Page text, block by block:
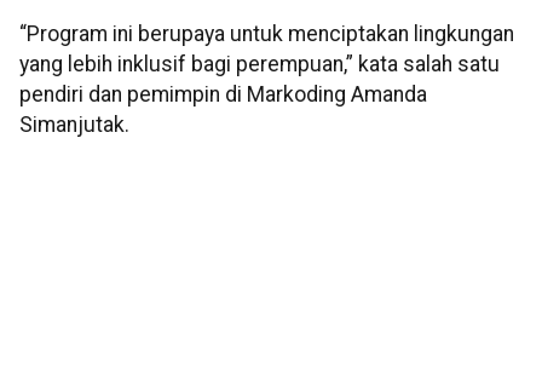
“Program ini berupaya untuk menciptakan lingkungan
yang lebih inklusif bagi perempuan,” kata salah satu
pendiri dan pemimpin di Markoding Amanda
Simanjutak.